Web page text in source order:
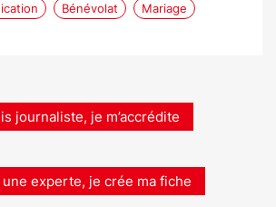
Bénévolat Mariage
journaliste, je m’accrédite
experte, je crée ma fiche